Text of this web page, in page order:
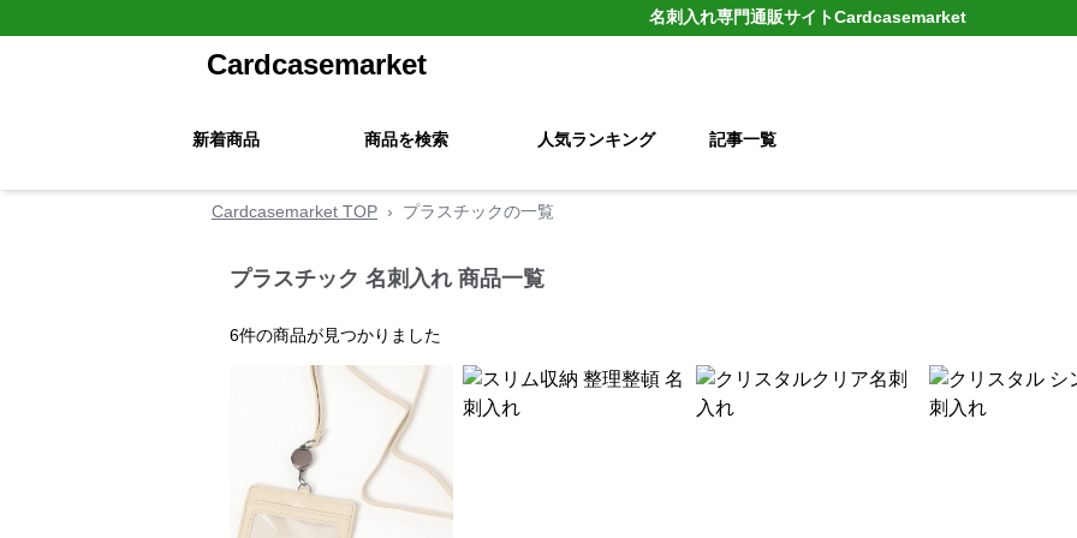
名刺入れ専門通販サイトCardcasemarket
Cardcasemarket
新着商品 商品を検索 人気ランキング 記事一覧
Cardcasemarket TOP › プラスチックの一覧
プラスチック 名刺入れ 商品一覧
6件の商品が見つかりました